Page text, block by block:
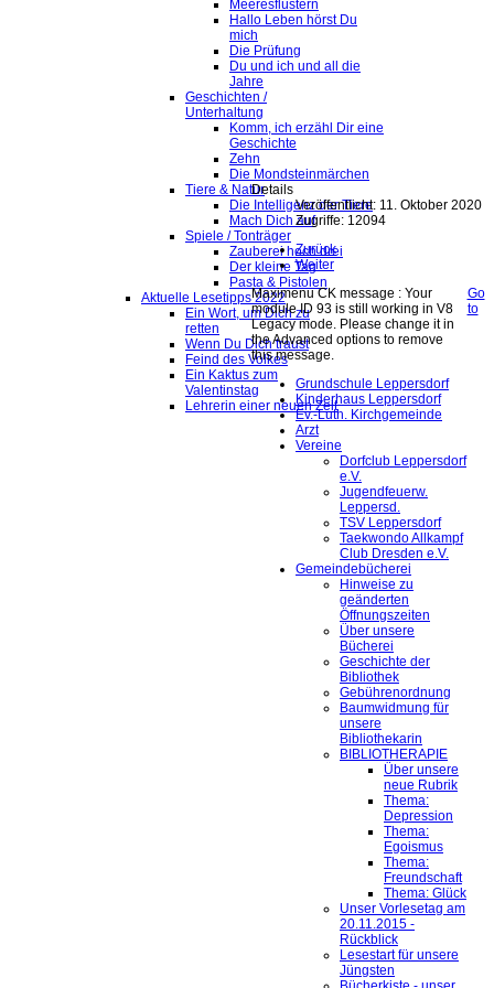
Meeresflüstern
Hallo Leben hörst Du
mich
Die Prüfung
Du und ich und all die
Jahre
Geschichten /
Unterhaltung
Komm, ich erzähl Dir eine
Geschichte
Zehn
Die Mondsteinmärchen
Tiere & Natur
Die Intelligenz der Tiere
Mach Dich auf
Spiele / Tonträger
Zauberei hoch drei
Der kleine Tag
Pasta & Pistolen
Aktuelle Lesetipps 2022
Ein Wort, um Dich zu
retten
Wenn Du Dich traust
Feind des Volkes
Ein Kaktus zum
Valentinstag
Lehrerin einer neuen Zeit
Details
Veröffentlicht: 11. Oktober 2020
Zugriffe: 12094
Zurück
Weiter
Maximenu CK message : Your
module ID 93 is still working in V8
Legacy mode. Please change it in
the Advanced options to remove
this message.
Grundschule Leppersdorf
Kinderhaus Leppersdorf
Ev.-Luth. Kirchgemeinde
Arzt
Vereine
Dorfclub Leppersdorf
e.V.
Jugendfeuerw.
Leppersd.
TSV Leppersdorf
Taekwondo Allkampf
Club Dresden e.V.
Gemeindebücherei
Hinweise zu
geänderten
Öffnungszeiten
Über unsere
Bücherei
Geschichte der
Bibliothek
Gebührenordnung
Baumwidmung für
unsere
Bibliothekarin
BIBLIOTHERAPIE
Über unsere
neue Rubrik
Thema:
Depression
Thema:
Egoismus
Thema:
Freundschaft
Thema: Glück
Unser Vorlesetag am
20.11.2015 -
Rückblick
Lesestart für unsere
Jüngsten
Go
to